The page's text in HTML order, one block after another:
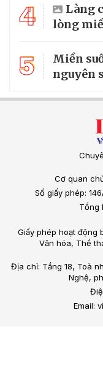
4
Làng
lòng
5
Miền
nguyên
Cơ quan
Số giấy phép:
Tổng
Giấy phép hoạt động
Văn hóa, Thể
Địa chỉ: Tầng 18, Toà
Nghệ,
Email: